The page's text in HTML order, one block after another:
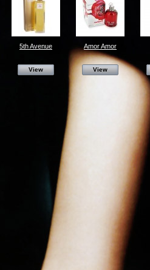
5th Avenue
View
Amor Amor
View